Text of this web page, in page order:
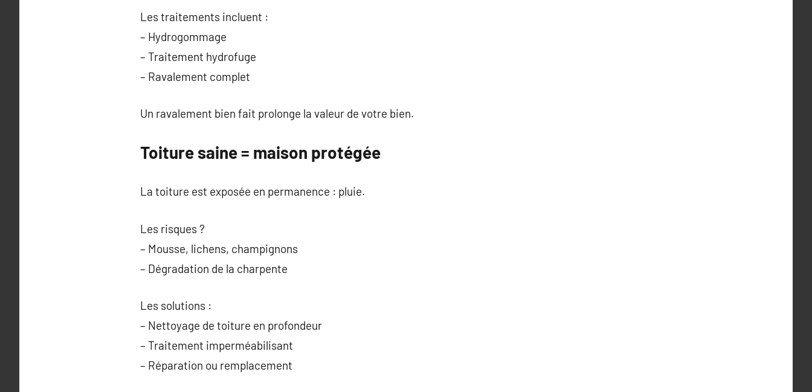
Les traitements incluent :
– Hydrogommage
– Traitement hydrofuge
– Ravalement complet
Un ravalement bien fait prolonge la valeur de votre bien.
Toiture saine = maison protégée
La toiture est exposée en permanence : pluie.
Les risques ?
– Mousse, lichens, champignons
– Dégradation de la charpente
Les solutions :
– Nettoyage de toiture en profondeur
– Traitement imperméabilisant
– Réparation ou remplacement